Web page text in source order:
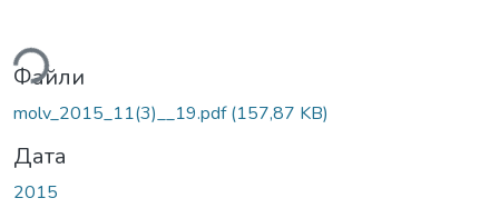
Файли
molv_2015_11(3)__19.pdf(157,87 KB)
Дата
2015